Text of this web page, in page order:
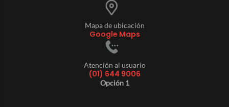
Mapa de ubicación
Google Maps
Atención al usuario
(01) 644 9006
Opción 1